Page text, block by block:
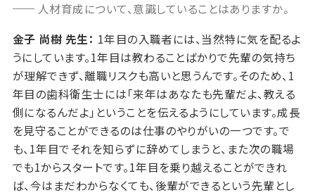
人材育成について、意識していることはありますか。
金子 尚樹 先生： 1年目の入職者には、当然特に気を配るよ
うにしています。1年目は教わることばかりで先輩の気持ち
が理解できず、離職リスクも高いと思うんです。そのため、1
年目の歯科衛生士には「来年はあなたも先輩だよ、教える
側になるんだよ」ということを伝えるようにしています。成長
を見守ることができるのは仕事のやりがいの一つです。で
も、1年目でそれを知らずに辞めてしまうと、また次の職場
でも1からスタートです。1年目を乗り越えることができれ
ば、今はまだわからなくても、後輩ができるという先輩とし